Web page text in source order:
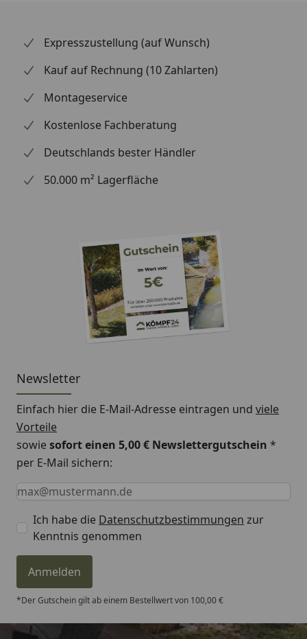
Expresszustellung (auf Wunsch)
Kauf auf Rechnung (10 Zahlarten)
Montageservice
Kostenlose Fachberatung
Deutschlands bester Händler
50.000 m² Lagerfläche
Newsletter
Einfach hier die E-Mail-Adresse eintragen und viele
Vorteile
sowiesofort einen 5,00 € Newslettergutschein *
per E-Mail sichern:
Keine Eingabe erforderlich
Eingabe erforderlich
E-Mail *
Ich habe die Datenschutzbestimmungen zur
Kenntnis genommen
Anmelden
*Der Gutschein gilt ab einem Bestellwert von 100,00 €